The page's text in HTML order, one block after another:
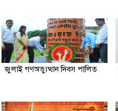
জুলাই গণঅভ্যুত্থান দিবস পালিত